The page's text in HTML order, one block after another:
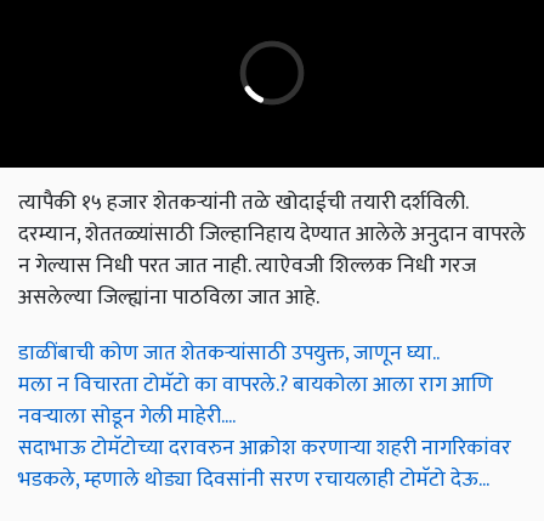
त्यापैकी १५ हजार शेतकऱ्यांनी तळे खोदाईची तयारी दर्शविली.
दरम्यान, शेततळ्यांसाठी जिल्हानिहाय देण्यात आलेले अनुदान वापरले
न गेल्यास निधी परत जात नाही. त्याऐवजी शिल्लक निधी गरज
असलेल्या जिल्ह्यांना पाठविला जात आहे.
मला न विचारता टोमॅटो का वापरले.? बायकोला आला राग आणि
नवऱ्याला सोडून गेली माहेरी....
सदाभाऊ टोमॅटोच्या दरावरुन आक्रोश करणाऱ्या शहरी नागरिकांवर
भडकले, म्हणाले थोड्या दिवसांनी सरण रचायलाही टोमॅटो देऊ...